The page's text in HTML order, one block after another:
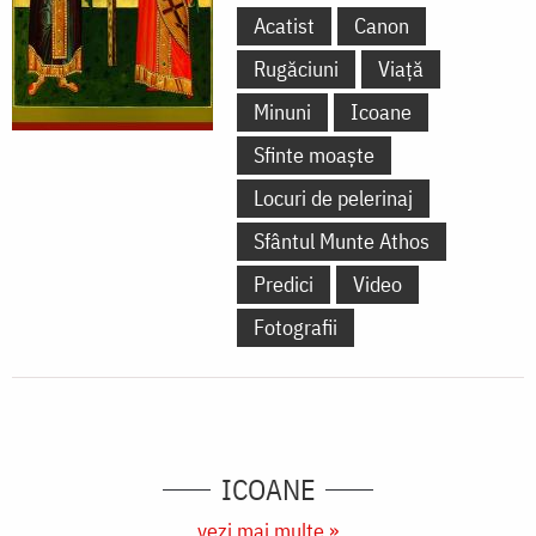
Acatist
Canon
Rugăciuni
Viață
Minuni
Icoane
Sfinte moaște
Locuri de pelerinaj
Sfântul Munte Athos
Predici
Video
Fotografii
ICOANE